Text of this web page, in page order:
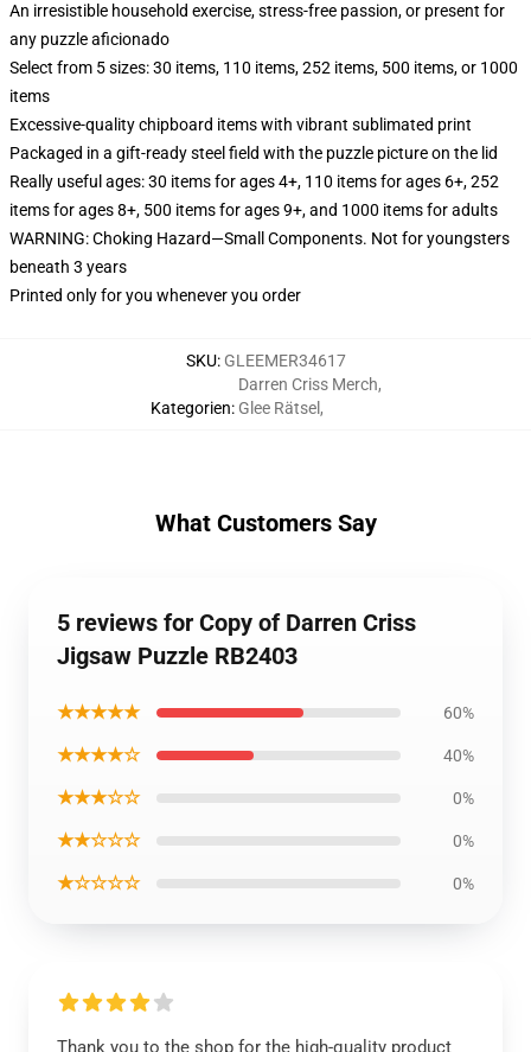
An irresistible household exercise, stress-free passion, or present for
any puzzle aficionado
Select from 5 sizes: 30 items, 110 items, 252 items, 500 items, or 1000
items
Excessive-quality chipboard items with vibrant sublimated print
Packaged in a gift-ready steel field with the puzzle picture on the lid
Really useful ages: 30 items for ages 4+, 110 items for ages 6+, 252
items for ages 8+, 500 items for ages 9+, and 1000 items for adults
WARNING: Choking Hazard—Small Components. Not for youngsters
beneath 3 years
Printed only for you whenever you order
SKU: GLEEMER34617
Kategorien:
Darren Criss Merch,
Glee Rätsel ,
What Customers Say
5 reviews for Copy of Darren Criss
Jigsaw Puzzle RB2403
★★★★★ 60%
★★★★☆ 40%
★★★☆☆ 0%
★★☆☆☆ 0%
★☆☆☆☆ 0%
Thank you to the shop for the high-quality product